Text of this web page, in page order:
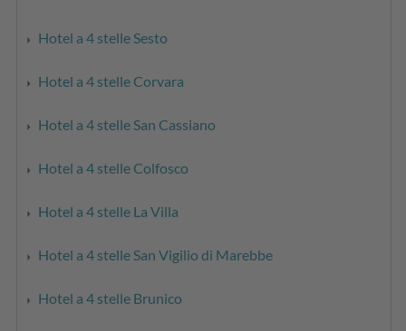
Hotel a 4 stelle Sesto
Hotel a 4 stelle Corvara
Hotel a 4 stelle San Cassiano
Hotel a 4 stelle Colfosco
Hotel a 4 stelle La Villa
Hotel a 4 stelle San Vigilio di Marebbe
Hotel a 4 stelle Brunico